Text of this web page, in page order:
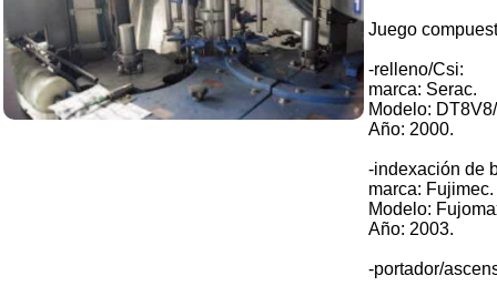
Juego
-relleno/Csi:
marca: Serac.
Modelo:
Año: 2000.
-indexación de
marca: Fujimec.
Modelo:
Año: 2003.
-portador/